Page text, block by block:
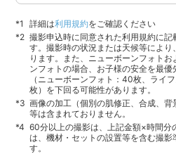
詳細は利用規約をご確認ください
撮影申込時に同意された利用規約に記
す。撮影時の状況または天候等によ
ります。また、ニューボーンフォト
ンフォトの場合、お子様の安全を最
（ニューボーンフォト：40枚、ライ
枚）を下回る可能性があります。
画像の加工（個別の肌修正、合成、
等は含まれておりません。
60分以上の撮影は、上記金額×時間分
は、機材・セットの設置等を含む撮影
す。